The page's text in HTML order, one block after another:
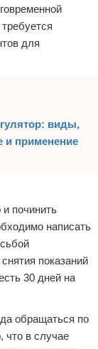
для
виды,
и применение
починить
написать
показаний
30 дней на
обращаться по
что в случае